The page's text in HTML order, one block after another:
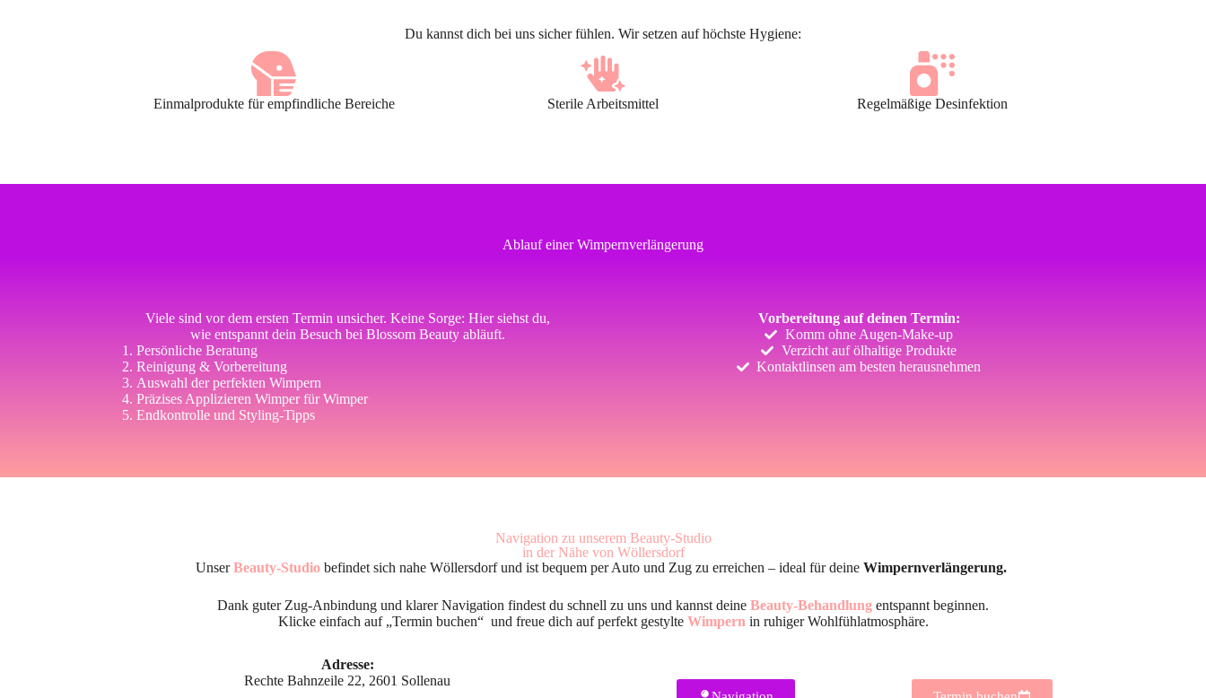
Du kannst dich bei uns sicher fühlen. Wir setzen auf höchste Hygiene:
Einmalprodukte für empfindliche Bereiche Sterile Arbeitsmittel Regelmäßige Desinfektion
Ablauf einer Wimpernverlängerung
Viele sind vor dem ersten Termin unsicher. Keine Sorge: Hier siehst du,
wie entspannt dein Besuch bei Blossom Beauty abläuft.
Persönliche Beratung
Reinigung & Vorbereitung
Auswahl der perfekten Wimpern
Präzises Applizieren Wimper für Wimper
Endkontrolle und Styling-Tipps
Vorbereitung auf deinen Termin:
Komm ohne Augen-Make-up
Verzicht auf ölhaltige Produkte
Kontaktlinsen am besten herausnehmen
Navigation zu unserem Beauty-Studio
in der Nähe von Wöllersdorf
UnserBeauty-Studio befindet sich nahe Wöllersdorf und ist bequem per Auto und Zug zu erreichen – ideal für deine Wimpernverlängerung.
Dank guter Zug-Anbindung und klarer Navigation findest du schnell zu uns und kannst deine Beauty-Behandlung entspannt beginnen.
Klicke einfach auf „Termin buchen“ und freue dich auf perfekt gestylte Wimpern in ruhiger Wohlfühlatmosphäre.
Adresse:
Rechte Bahnzeile 22, 2601 Sollenau